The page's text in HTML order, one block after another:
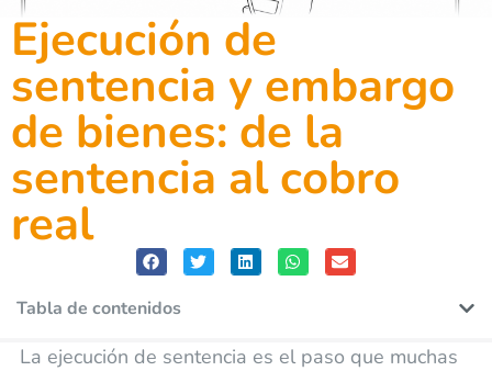
Ejecución de
sentencia y embargo
de bienes: de la
sentencia al cobro
real
Tabla de contenidos
La ejecución de sentencia es el paso que muchas